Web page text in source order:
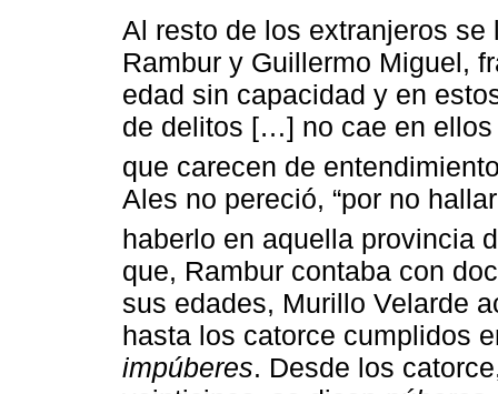
Al resto de los extranjeros se
Rambur y Guillermo Miguel,
edad sin capacidad y en
de delitos […] no cae en
que carecen de
Ales no pereció, “por no
haberlo en aquella provincia
que, Rambur contaba con
sus edades, Murillo Velarde
hasta los catorce cumplidos
impúberes. Desde los